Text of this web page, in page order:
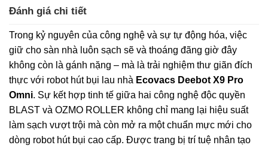
Đánh giá chi tiết
Trong kỷ nguyên của công nghệ và sự tự động hóa, việc
giữ cho sàn nhà luôn sạch sẽ và thoáng đãng giờ đây
không còn là gánh nặng – mà là trải nghiệm thư giãn đích
thực với robot hút bụi lau nhà Ecovacs Deebot X9 Pro
Omni. Sự kết hợp tinh tế giữa hai công nghệ độc quyền
BLAST và OZMO ROLLER không chỉ mang lại hiệu suất
làm sạch vượt trội mà còn mở ra một chuẩn mực mới cho
dòng robot hút bụi cao cấp. Được trang bị trí tuệ nhân tạo